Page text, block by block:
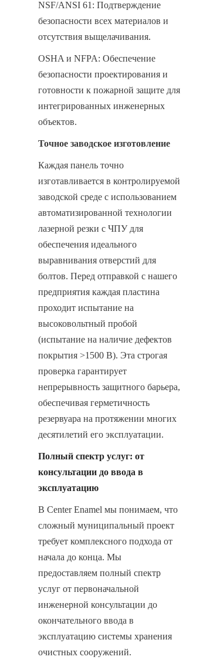
NSF/ANSI 61: Подтверждение
безопасности всех материалов и
отсутствия выщелачивания.
OSHA и NFPA: Обеспечение
безопасности проектирования и
готовности к пожарной защите для
интегрированных инженерных
объектов.
Точное заводское изготовление
Каждая панель точно
изготавливается в контролируемой
заводской среде с использованием
автоматизированной технологии
лазерной резки с ЧПУ для
обеспечения идеального
выравнивания отверстий для
болтов. Перед отправкой с нашего
предприятия каждая пластина
проходит испытание на
высоковольтный пробой
(испытание на наличие дефектов
покрытия >1500 В). Эта строгая
проверка гарантирует
непрерывность защитного барьера,
обеспечивая герметичность
резервуара на протяжении многих
десятилетий его эксплуатации.
Полный спектр услуг: от
консультации до ввода в
эксплуатацию
В Center Enamel мы понимаем, что
сложный муниципальный проект
требует комплексного подхода от
начала до конца. Мы
предоставляем полный спектр
услуг от первоначальной
инженерной консультации до
окончательного ввода в
эксплуатацию системы хранения
очистных сооружений.